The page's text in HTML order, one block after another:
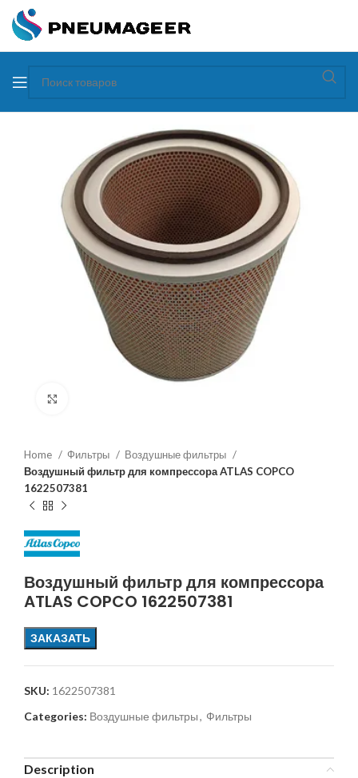
Home Фильтры
Воздушные фильтры
Воздушный фильтр для компрессора ATLAS COPCO
1622507381
Воздушный фильтр для компрессора
ATLAS COPCO 1622507381
ЗАКАЗАТЬ
SKU: 1622507381
Categories: Воздушные фильтры, Фильтры
Description